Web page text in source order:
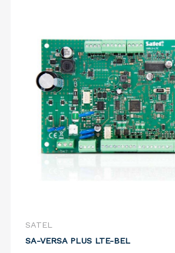
SATEL
SA-VERSA PLUS LTE-BEL